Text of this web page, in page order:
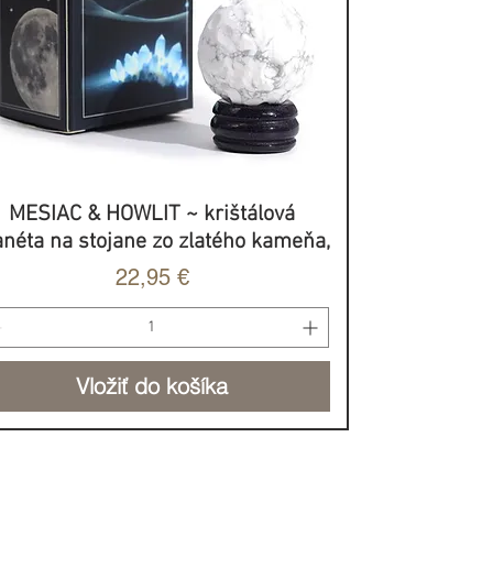
Rýchle zobrazenie
MESIAC & HOWLIT ~ krištálová
na stojane zo zlatého kameňa,
Cena
22,95 €
Vložiť do košíka